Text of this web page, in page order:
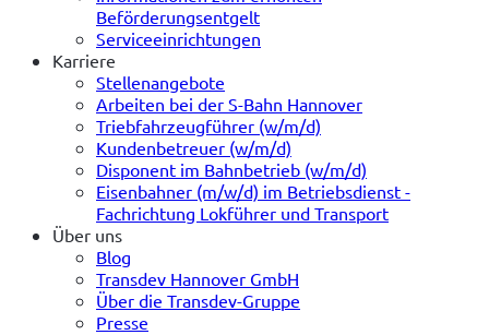
Beförderungsentgelt
Serviceeinrichtungen
Karriere
Stellenangebote
Arbeiten bei der S-Bahn Hannover
Triebfahrzeugführer (w/m/d)
Kundenbetreuer (w/m/d)
Disponent im Bahnbetrieb (w/m/d)
Eisenbahner (m/w/d) im Betriebsdienst -
Fachrichtung Lokführer und Transport
Über uns
Blog
Transdev Hannover GmbH
Über die Transdev-Gruppe
Presse